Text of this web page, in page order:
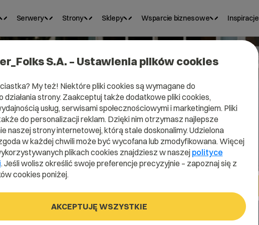
Serwery Strony Sklepy Wsparcie biznesowe Inspiracje
.vision
Pokaż swoją wizję
S.A. – Ustawienia plików cookies
My też! Niektóre pliki cookies są wymagane do
działania strony. Zaakceptuj także dodatkowe pliki cookies,
usług, serwisami społecznościowymi i marketingiem. Pliki
do personalizacji reklam. Dzięki nim otrzymasz najlepsze
naszej strony internetowej, którą stale doskonalimy. Udzielona
w każdej chwili może być wycofana lub zmodyfikowana. Więcej
plikach cookies znajdziesz w naszej polityce
. Jeśli wolisz określić swoje preferencje precyzyjnie – zapoznaj się z
cookies poniżej.
AKCEPTUJĘ WSZYSTKIE